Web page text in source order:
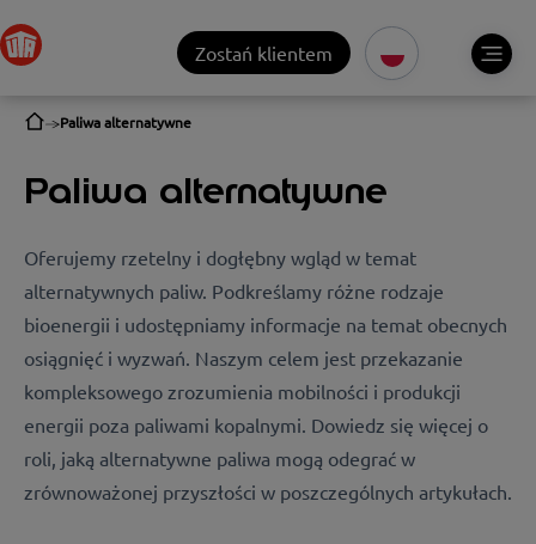
Zostań klientem
Paliwa alternatywne
Paliwa alternatywne
Oferujemy rzetelny i dogłębny wgląd w temat
alternatywnych paliw. Podkreślamy różne rodzaje
bioenergii i udostępniamy informacje na temat obecnych
osiągnięć i wyzwań. Naszym celem jest przekazanie
kompleksowego zrozumienia mobilności i produkcji
energii poza paliwami kopalnymi. Dowiedz się więcej o
roli, jaką alternatywne paliwa mogą odegrać w
zrównoważonej przyszłości w poszczególnych artykułach.